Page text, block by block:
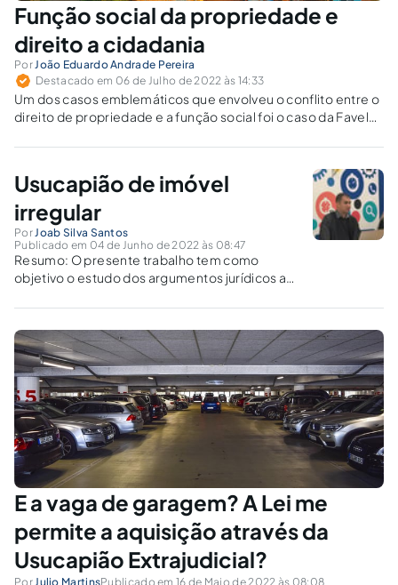
Função social da propriedade e
direito a cidadania
Por João Eduardo Andrade Pereira
Destacado em 06 de Julho de 2022 às 14:33
Um dos casos emblemáticos que envolveu o conflito entre o
direito de propriedade e a função social foi o caso da Favela
Usucapião de imóvel
irregular
Por Joab Silva Santos
Publicado em 04 de Junho de 2022 às 08:47
Resumo: O presente trabalho tem como
objetivo o estudo dos argumentos jurídicos a
propriedade de imóvel proveniente de
parcelamento irregular, ou não, sob o enfoque
da jurisprudência dos tribunais. Palavras-
chave: Usucapião - Parcelamento Irregular...
E a vaga de garagem? A Lei me
permite a aquisição através da
Usucapião Extrajudicial?
Por Julio MartinsPublicado em 16 de Maio de 2022 às 08:08